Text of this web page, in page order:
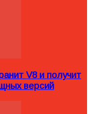
V8 и получит
версий